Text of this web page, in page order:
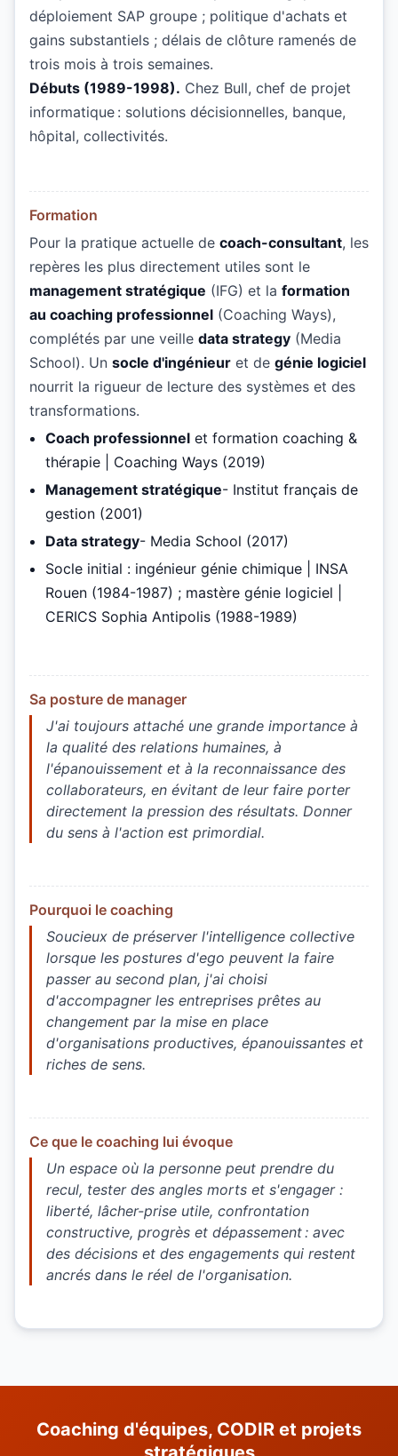
déploiement SAP groupe ; politique d'achats et
gains substantiels ; délais de clôture ramenés de
trois mois à trois semaines.
Débuts (1989-1998). Chez Bull, chef de projet
informatique : solutions décisionnelles, banque,
hôpital, collectivités.
Formation
Pour la pratique actuelle de coach-consultant, les
repères les plus directement utiles sont le
management stratégique (IFG) et la formation
au coaching professionnel (Coaching Ways),
complétés par une veille data strategy (Media
School). Un socle d'ingénieur et de génie logiciel
nourrit la rigueur de lecture des systèmes et des
transformations.
Coach professionnel et formation coaching &
thérapie | Coaching Ways (2019)
Management stratégique- Institut français de
gestion (2001)
Data strategy- Media School (2017)
Socle initial : ingénieur génie chimique | INSA
Rouen (1984-1987) ; mastère génie logiciel |
CERICS Sophia Antipolis (1988-1989)
Sa posture de manager
J'ai toujours attaché une grande importance à
la qualité des relations humaines, à
l'épanouissement et à la reconnaissance des
collaborateurs, en évitant de leur faire porter
directement la pression des résultats. Donner
du sens à l'action est primordial.
Pourquoi le coaching
Soucieux de préserver l'intelligence collective
lorsque les postures d'ego peuvent la faire
passer au second plan, j'ai choisi
d'accompagner les entreprises prêtes au
changement par la mise en place
d'organisations productives, épanouissantes et
riches de sens.
Ce que le coaching lui évoque
Un espace où la personne peut prendre du
recul, tester des angles morts et s'engager :
liberté, lâcher-prise utile, confrontation
constructive, progrès et dépassement : avec
des décisions et des engagements qui restent
ancrés dans le réel de l'organisation.
Coaching d'équipes, CODIR et projets